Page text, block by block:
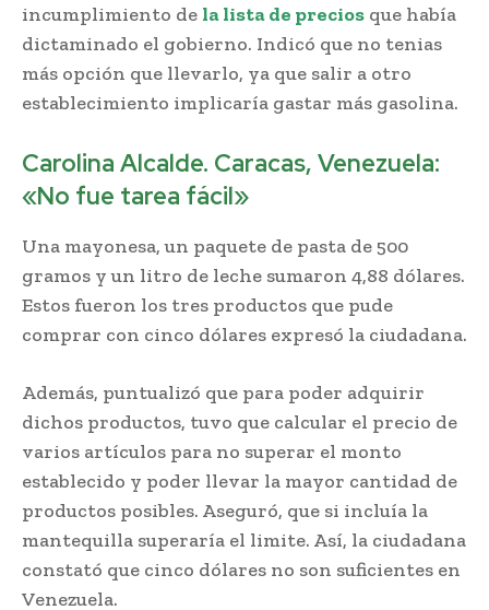
incumplimiento de la lista de precios que había
dictaminado el gobierno. Indicó que no tenias
más opción que llevarlo, ya que salir a otro
establecimiento implicaría gastar más gasolina.
Carolina Alcalde. Caracas, Venezuela:
«No fue tarea fácil»
Una mayonesa, un paquete de pasta de 500
gramos y un litro de leche sumaron 4,88 dólares.
Estos fueron los tres productos que pude
comprar con cinco dólares expresó la ciudadana.
Además, puntualizó que para poder adquirir
dichos productos, tuvo que calcular el precio de
varios artículos para no superar el monto
establecido y poder llevar la mayor cantidad de
productos posibles. Aseguró, que si incluía la
mantequilla superaría el limite. Así, la ciudadana
constató que cinco dólares no son suficientes en
Venezuela.